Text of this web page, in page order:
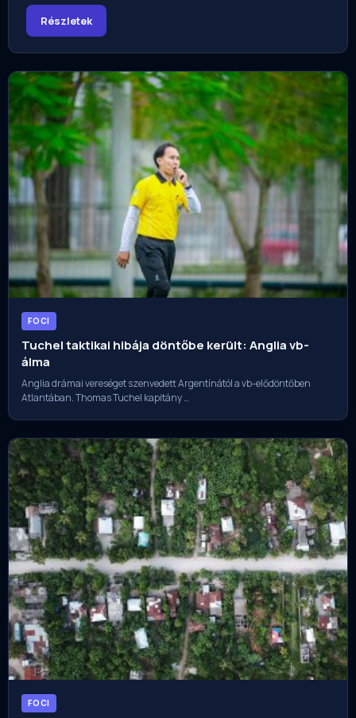
Részletek
FOCI
Tuchel taktikai hibája döntőbe került: Anglia vb-
álma
Anglia drámai vereséget szenvedett Argentínától a vb-elődöntőben
Atlantában. Thomas Tuchel kapitány …
FOCI